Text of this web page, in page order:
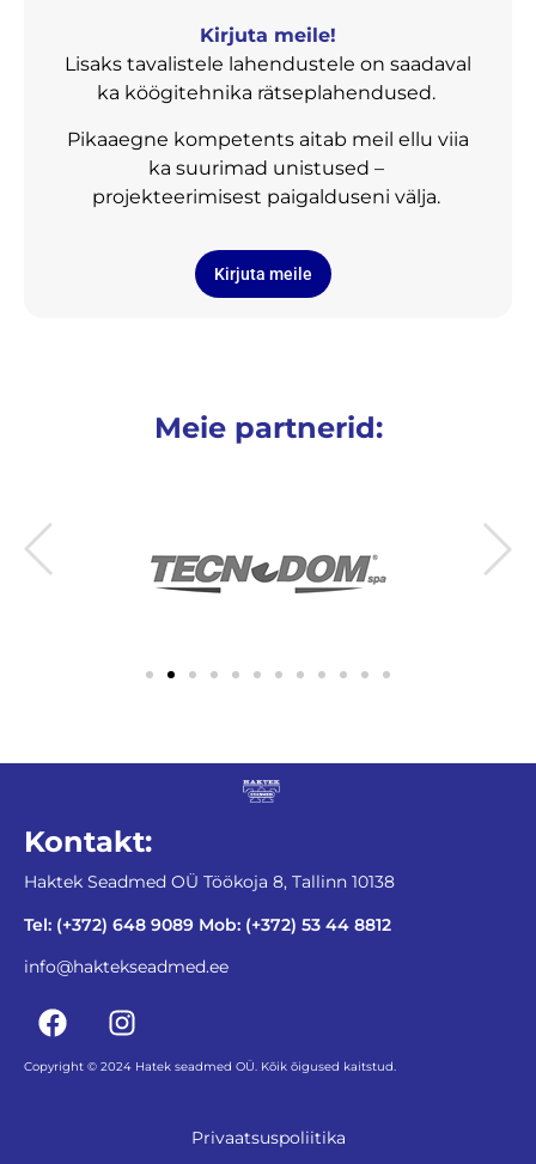
Kirjuta meile!
Lisaks tavalistele lahendustele on saadaval
ka köögitehnika rätseplahendused.
Pikaaegne kompetents aitab meil ellu viia
ka suurimad unistused –
projekteerimisest paigalduseni välja.
Kirjuta meile
Meie partnerid:
Kontakt:
Haktek Seadmed OÜ Töökoja 8, Tallinn 10138
Tel: (+372) 648 9089 Mob: (+372) 53 44 8812
info@haktekseadmed.ee
Copyright © 2024 Hatek seadmed OÜ. Kõik õigused kaitstud.
Privaatsuspoliitika